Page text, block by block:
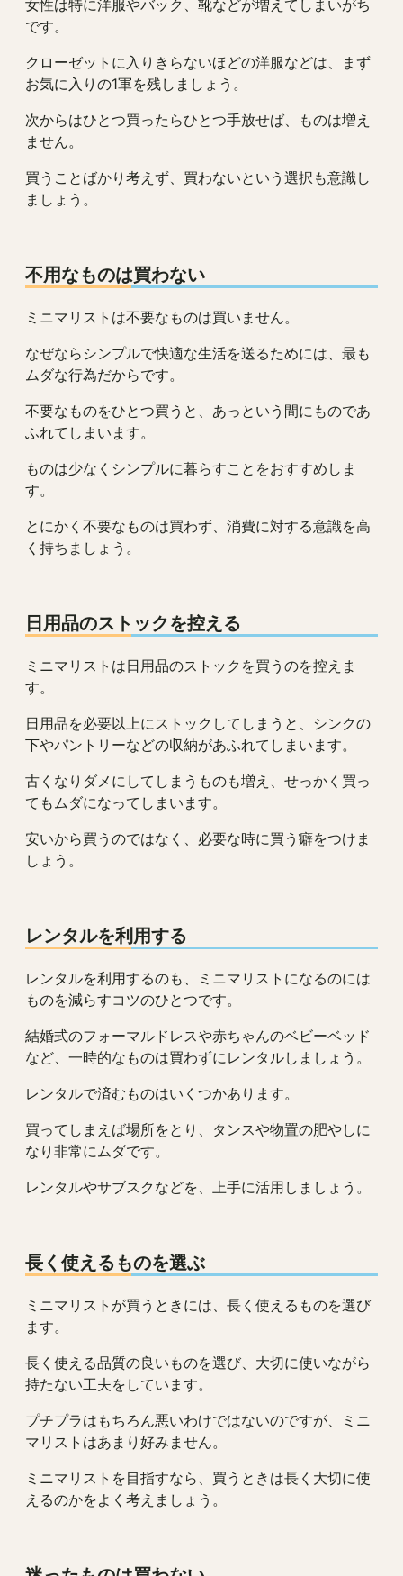
女性は特に洋服やバック、靴などが増えてしまいがち
です。
クローゼットに入りきらないほどの洋服などは、まず
お気に入りの1軍を残しましょう。
次からはひとつ買ったらひとつ手放せば、ものは増え
ません。
買うことばかり考えず、買わないという選択も意識し
ましょう。
不用なものは買わない
ミニマリストは不要なものは買いません。
なぜならシンプルで快適な生活を送るためには、最も
ムダな行為だからです。
不要なものをひとつ買うと、あっという間にものであ
ふれてしまいます。
ものは少なくシンプルに暮らすことをおすすめしま
す。
とにかく不要なものは買わず、消費に対する意識を高
く持ちましょう。
日用品のストックを控える
ミニマリストは日用品のストックを買うのを控えま
す。
日用品を必要以上にストックしてしまうと、シンクの
下やパントリーなどの収納があふれてしまいます。
古くなりダメにしてしまうものも増え、せっかく買っ
てもムダになってしまいます。
安いから買うのではなく、必要な時に買う癖をつけま
しょう。
レンタルを利用する
レンタルを利用するのも、ミニマリストになるのには
ものを減らすコツのひとつです。
結婚式のフォーマルドレスや赤ちゃんのベビーベッド
など、一時的なものは買わずにレンタルしましょう。
レンタルで済むものはいくつかあります。
買ってしまえば場所をとり、タンスや物置の肥やしに
なり非常にムダです。
レンタルやサブスクなどを、上手に活用しましょう。
長く使えるものを選ぶ
ミニマリストが買うときには、長く使えるものを選び
ます。
長く使える品質の良いものを選び、大切に使いながら
持たない工夫をしています。
プチプラはもちろん悪いわけではないのですが、ミニ
マリストはあまり好みません。
ミニマリストを目指すなら、買うときは長く大切に使
えるのかをよく考えましょう。